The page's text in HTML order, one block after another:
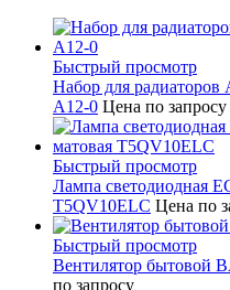
Быстрый просмотр
Набор для
A12-0 Цена по запросу
Быстрый просмотр
Лампа светодиодная
T5QV10ELC Цена по
Быстрый просмотр
Вентилятор бытовой
по запросу